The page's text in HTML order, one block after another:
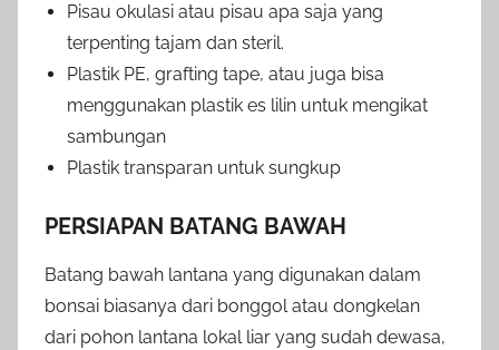
Pisau okulasi atau pisau apa saja yang
terpenting tajam dan steril.
Plastik PE, grafting tape, atau juga bisa
menggunakan plastik es lilin untuk mengikat
sambungan
Plastik transparan untuk sungkup
PERSIAPAN BATANG BAWAH
Batang bawah lantana yang digunakan dalam
bonsai biasanya dari bonggol atau dongkelan
dari pohon lantana lokal liar yang sudah dewasa,